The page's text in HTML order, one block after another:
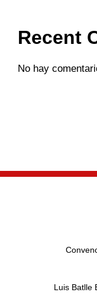
Recent
No hay
Luis Batlle